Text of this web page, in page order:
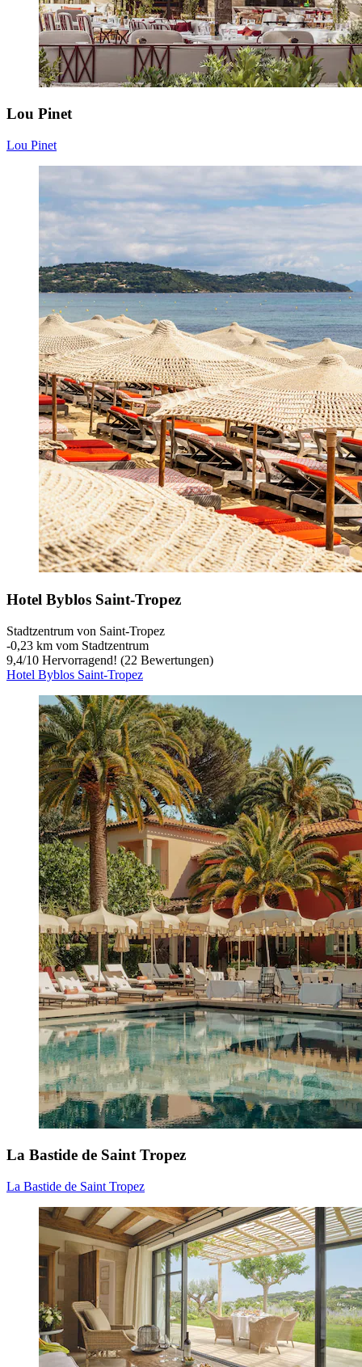
Lou Pinet
Lou Pinet
Hotel Byblos Saint-Tropez
Stadtzentrum von Saint-Tropez
‐0,23 km vom Stadtzentrum
9,4/10 Hervorragend! (22 Bewertungen)
Hotel Byblos Saint-Tropez
La Bastide de Saint Tropez
La Bastide de Saint Tropez